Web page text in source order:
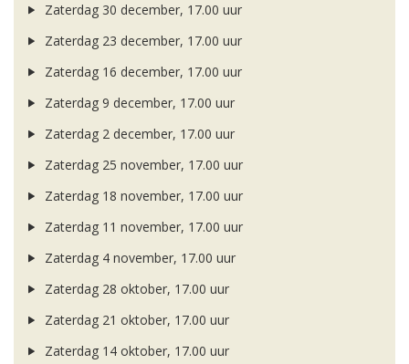
Zaterdag 30 december, 17.00 uur
Zaterdag 23 december, 17.00 uur
Zaterdag 16 december, 17.00 uur
Zaterdag 9 december, 17.00 uur
Zaterdag 2 december, 17.00 uur
Zaterdag 25 november, 17.00 uur
Zaterdag 18 november, 17.00 uur
Zaterdag 11 november, 17.00 uur
Zaterdag 4 november, 17.00 uur
Zaterdag 28 oktober, 17.00 uur
Zaterdag 21 oktober, 17.00 uur
Zaterdag 14 oktober, 17.00 uur